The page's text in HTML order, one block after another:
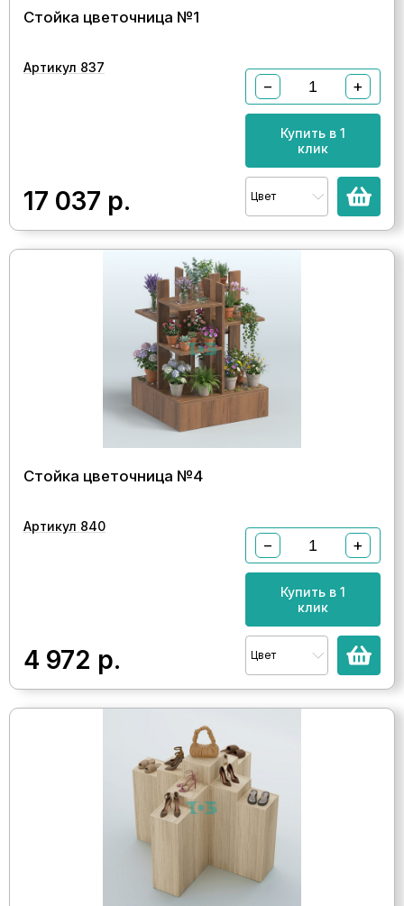
Стойка цветочница №1
Артикул 837
17 037 р.
− +
Купить в 1
клик
Цвет
Стойка цветочница №4
Артикул 840
4 972 р.
− +
Купить в 1
клик
Цвет